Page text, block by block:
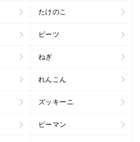
たけのこ
ビーツ
ねぎ
れんこん
ズッキーニ
ピーマン